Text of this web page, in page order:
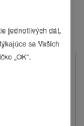
jednotlivých dát,
sa Vašich
„OK“.